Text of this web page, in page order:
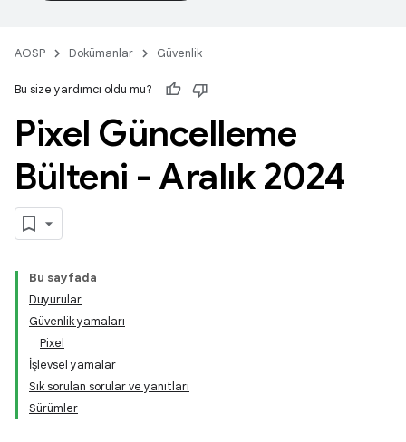
AOSP Dokümanlar Güvenlik
Bu size yardımcı oldu mu?
Pixel Güncelleme
Bülteni - Aralık 2024
Bu sayfada
Duyurular
Güvenlik yamaları
Pixel
İşlevsel yamalar
Sık sorulan sorular ve yanıtları
Sürümler